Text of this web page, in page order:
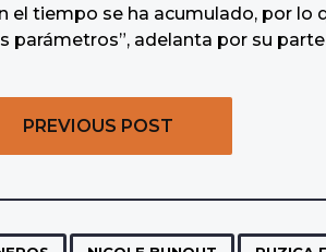
el tiempo se ha acumulado, por lo
parámetros”, adelanta por su
PREVIOUS POST